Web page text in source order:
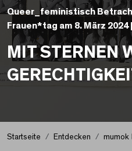
Queer_feministisch
Frauen*tag am 8. März 2024
MIT STERNEN
Frauentag
Startseite Entdecken mumok